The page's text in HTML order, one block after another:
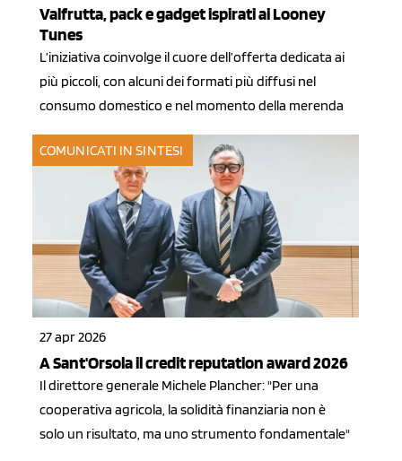
Valfrutta, pack e gadget ispirati ai Looney
Tunes
L’iniziativa coinvolge il cuore dell’offerta dedicata ai
più piccoli, con alcuni dei formati più diffusi nel
consumo domestico e nel momento della merenda
COMUNICATI IN SINTESI
27 apr 2026
A Sant'Orsola il credit reputation award 2026
Il direttore generale Michele Plancher: "Per una
cooperativa agricola, la solidità finanziaria non è
solo un risultato, ma uno strumento fondamentale"